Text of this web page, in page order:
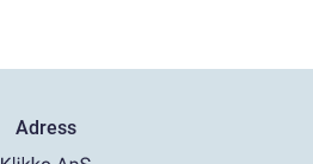
Adress